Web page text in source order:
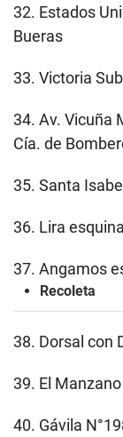
32. Estados
Bueras
33. Victoria
34. Av. Vicuña
Cía. de
35. Santa
36. Lira
37. Angamos
Recoleta
38. Dorsal con
39. El
40. Gávila